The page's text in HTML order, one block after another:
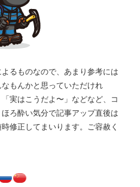
るものなので、あまり参考には
もんかと思っていただけれ
実はこうだよ〜」などなど、コ
ろ酔い気分で記事アップ直後は
修正してまいります。ご容赦く